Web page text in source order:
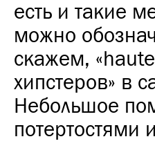
есть и такие
можно
скажем,
хипстеров» в
Небольшое